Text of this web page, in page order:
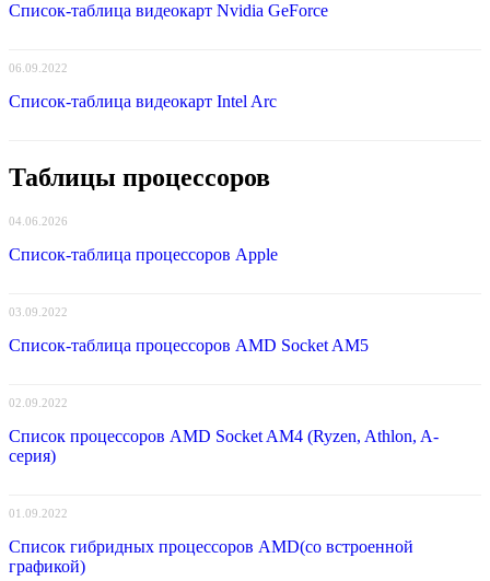
Список-таблица видеокарт Nvidia GeForce
06.09.2022
Список-таблица видеокарт Intel Arc
Таблицы процессоров
04.06.2026
Список-таблица процессоров Apple
03.09.2022
Список-таблица процессоров AMD Socket AM5
02.09.2022
Список процессоров AMD Socket AM4 (Ryzen, Athlon, A-
серия)
01.09.2022
Список гибридных процессоров AMD(со встроенной
графикой)